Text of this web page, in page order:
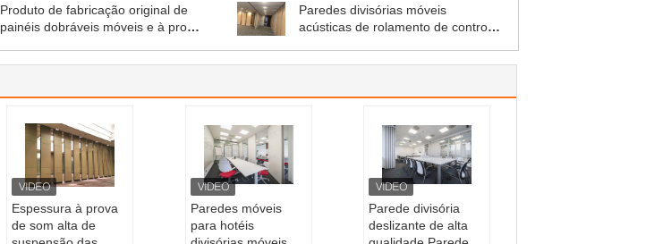
Produto de fabricação original de
painéis dobráveis móveis e à prova
Paredes divisórias móveis
acústicas de rolamento de controlo
Espessura à prova
de som alta de
Paredes móveis
para hotéis
Parede divisória
deslizante de alta